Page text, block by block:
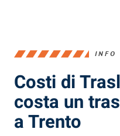
INFO
Costi di
costa un
a Trento